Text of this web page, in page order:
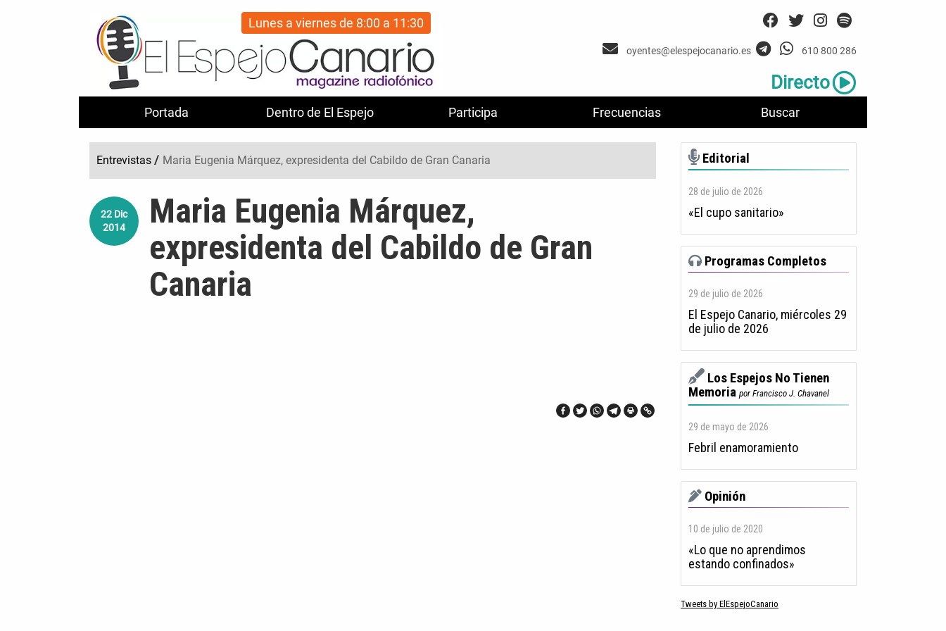
Portada Dentro de El Espejo Participa Frecuencias Buscar
Lunes a viernes de 8:00 a 11:30
oyentes@elespejocanario.es 610 800 286
Directo
Entrevistas / Maria Eugenia Márquez, expresidenta del Cabildo de Gran Canaria
22 Dic
2014
Maria Eugenia Márquez,
expresidenta del Cabildo de Gran
Canaria
Editorial
28 de julio de 2026
«El cupo sanitario»
Programas Completos
29 de julio de 2026
El Espejo Canario, miércoles 29
de julio de 2026
Los Espejos No Tienen
Memoria por Francisco J. Chavanel
29 de mayo de 2026
Febril enamoramiento
Opinión
10 de julio de 2020
«Lo que no aprendimos
estando confinados»
Tweets by ElEspejoCanario